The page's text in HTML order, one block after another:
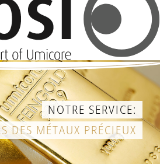
NOTRE SERVICE:
DES MÉTAUX PRÉCIEUX